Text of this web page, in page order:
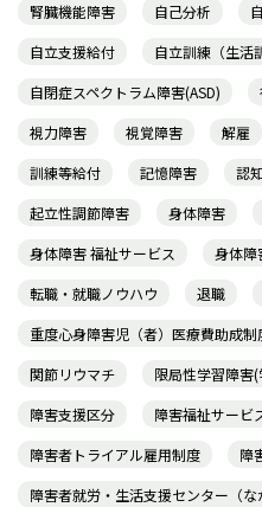
腎臓機能障害
自己分析
自立支援給付
自立訓練（生活
自閉症スペクトラム障害(ASD)
視力障害
視覚障害 解雇
訓練等給付
記憶障害 認
起立性調節障害
身体障害
身体障害 福祉サービス
身体障
転職・就職ノウハウ
退職
重度心身障害児（者）医療費助成制
関節リウマチ
限局性学習障害
障害支援区分
障害福祉サービ
障害者トライアル雇用制度
障
障害者就労・生活支援センター（な